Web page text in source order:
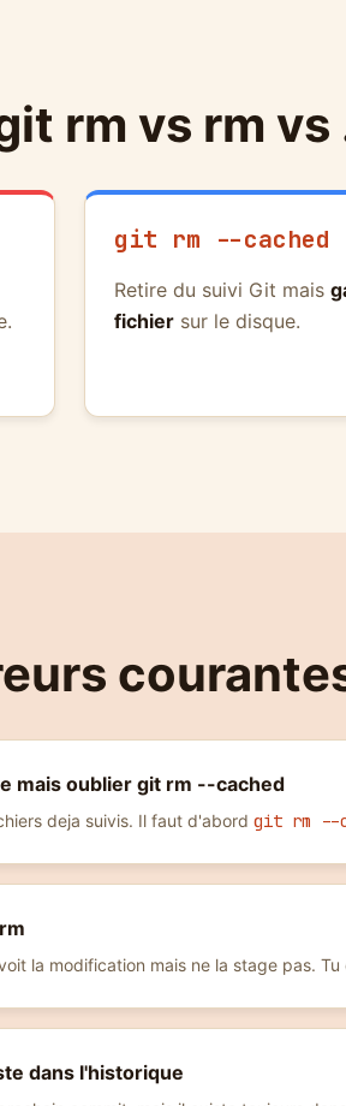
rm vs rm
git rm --cached
Retire du suivi Git mais
fichier sur le disque.
mais oublier git rm --cached
deja suivis. Il faut d'abord git rm --
la modification mais ne la stage pas.
dans l'historique